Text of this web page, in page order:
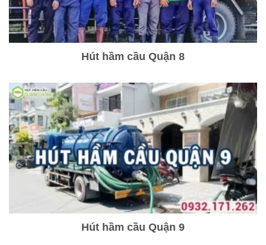
Hút hầm cầu Quận 8
Hút hầm cầu Quận 9